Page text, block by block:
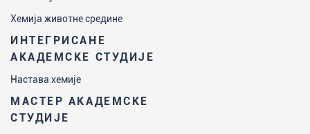
Хемија животне средине
ИНТЕГРИСАНЕ
АКАДЕМСКЕ СТУДИЈЕ
Настава хемије
МАСТЕР АКАДЕМСКЕ
СТУДИЈЕ